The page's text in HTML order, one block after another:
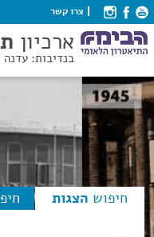
צרו קשר
ארכיון
בנדיבות: עדנה
חיפוש הצגות